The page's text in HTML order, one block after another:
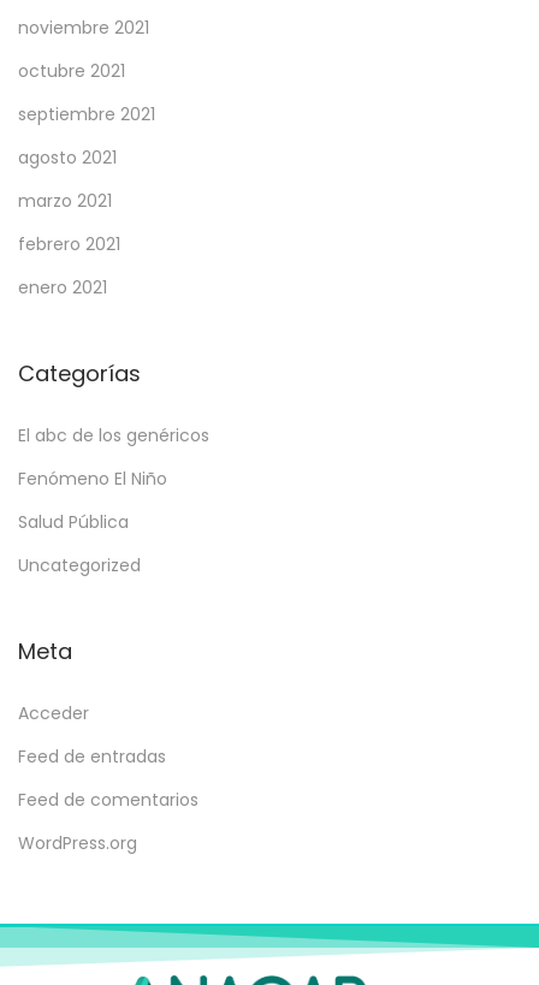
noviembre 2021
octubre 2021
septiembre 2021
agosto 2021
marzo 2021
febrero 2021
enero 2021
Categorías
El abc de los genéricos
Fenómeno El Niño
Salud Pública
Uncategorized
Meta
Acceder
Feed de entradas
Feed de comentarios
WordPress.org